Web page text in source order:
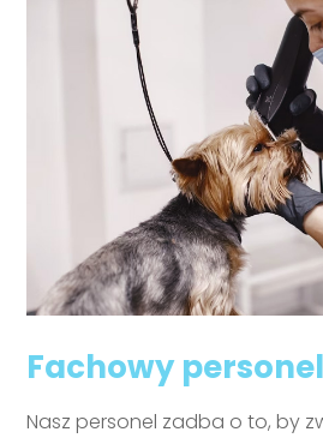
Fachowy personel
Nasz personel zadba o to, by